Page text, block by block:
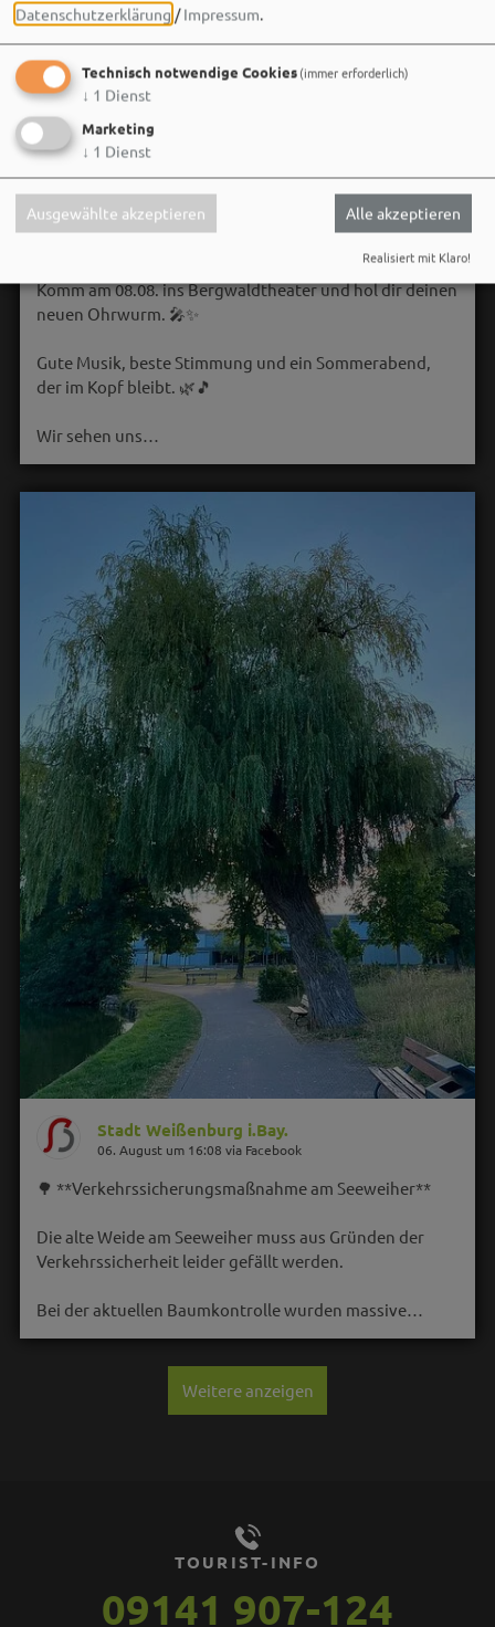
Bergwaldtheater
06. August um 18:08 via Facebook
Komm am 08.08. ins Bergwaldtheater und hol dir deinen
neuen Ohrwurm. 🎤✨
Gute Musik, beste Stimmung und ein Sommerabend,
der im Kopf bleibt. 🌿🎵
Wir sehen uns…
Stadt Weißenburg i.Bay.
06. August um 16:08 via Facebook
🌳 **Verkehrssicherungsmaßnahme am Seeweiher**
Die alte Weide am Seeweiher muss aus Gründen der
Verkehrssicherheit leider gefällt werden.
Bei der aktuellen Baumkontrolle wurden massive…
Weitere anzeigen
TOURIST-INFO
09141 907-124
Datenschutzerklärung /Impressum.
Technisch notwendige Cookies(immer erforderlich)
↓ 1 Dienst
Marketing
↓ 1 Dienst
Ausgewählte akzeptieren Alle akzeptieren
Realisiert mit Klaro!